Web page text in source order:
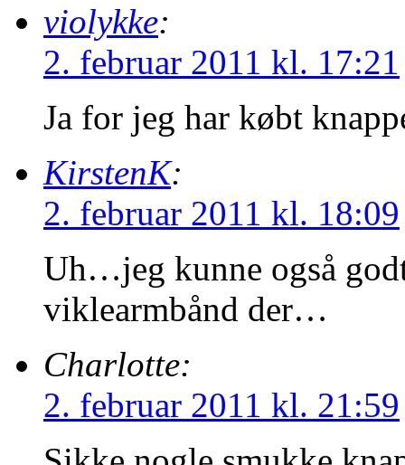
violykke:
2. februar 2011 kl. 17:21
Ja for jeg har købt
KirstenK:
2. februar 2011 kl. 18:09
Uh…jeg kunne også
viklearmbånd der…
Charlotte:
2. februar 2011 kl. 21:59